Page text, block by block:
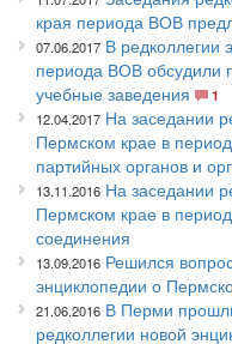
края периода ВОВ
07.06.2017 В редколлегии
периода ВОВ обсудили
учебные заведения
1
12.04.2017 На заседании
Пермском крае в
партийных органов и
13.11.2016 На заседании
Пермском крае в
соединения
13.09.2016 Решился
энциклопедии о
21.06.2016 В Перми
редколлегии новой